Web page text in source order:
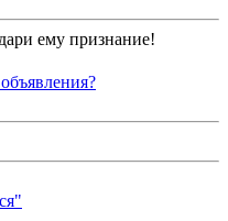
ему признание!